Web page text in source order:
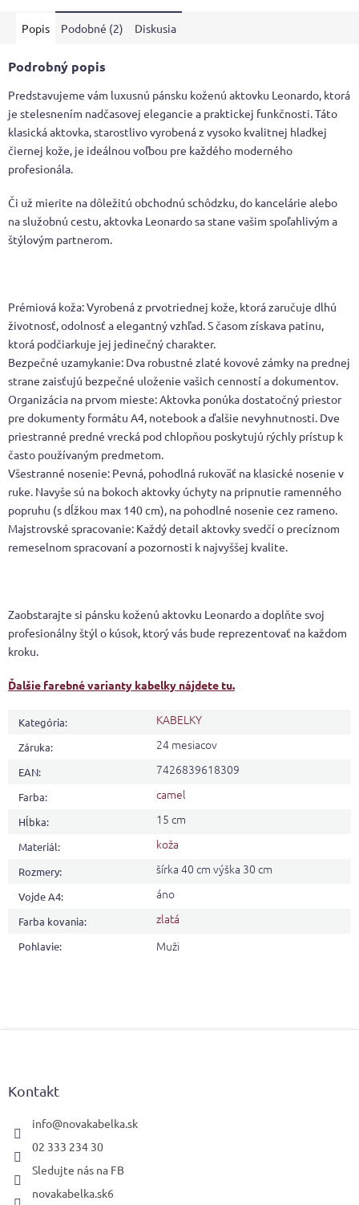
hviezdičiek.
Popis Podobné (2) Diskusia
Podrobný popis
Predstavujeme vám luxusnú pánsku koženú aktovku Leonardo, ktorá
je stelesnením nadčasovej elegancie a praktickej funkčnosti. Táto
klasická aktovka, starostlivo vyrobená z vysoko kvalitnej hladkej
čiernej kože, je ideálnou voľbou pre každého moderného
profesionála.
Či už mierite na dôležitú obchodnú schôdzku, do kancelárie alebo
na služobnú cestu, aktovka Leonardo sa stane vašim spoľahlivým a
štýlovým partnerom.
Prémiová koža: Vyrobená z prvotriednej kože, ktorá zaručuje dlhú
životnosť, odolnosť a elegantný vzhľad. S časom získava patinu,
ktorá podčiarkuje jej jedinečný charakter.
Bezpečné uzamykanie: Dva robustné zlaté kovové zámky na prednej
strane zaisťujú bezpečné uloženie vašich cenností a dokumentov.
Organizácia na prvom mieste: Aktovka ponúka dostatočný priestor
pre dokumenty formátu A4, notebook a ďalšie nevyhnutnosti. Dve
priestranné predné vrecká pod chlopňou poskytujú rýchly prístup k
často používaným predmetom.
Všestranné nosenie: Pevná, pohodlná rukoväť na klasické nosenie v
ruke. Navyše sú na bokoch aktovky úchyty na pripnutie ramenného
popruhu (s dĺžkou max 140 cm), na pohodlné nosenie cez rameno.
Majstrovské spracovanie: Každý detail aktovky svedčí o precíznom
remeselnom spracovaní a pozornosti k najvyššej kvalite.
Zaobstarajte si pánsku koženú aktovku Leonardo a doplňte svoj
profesionálny štýl o kúsok, ktorý vás bude reprezentovať na každom
kroku.
Ďalšie farebné varianty kabelky nájdete tu.
Kategória: KABELKY
Záruka: 24 mesiacov
EAN: 7426839618309
Farba: camel
Hĺbka: 15 cm
Materiál: koža
Rozmery: šírka 40 cm výška 30 cm
Vojde A4: áno
Farba kovania: zlatá
Pohlavie: Muži
Kontakt
info@novakabelka.sk
02 333 234 30
Sledujte nás na FB
novakabelka.sk6